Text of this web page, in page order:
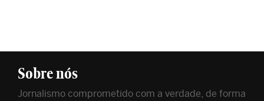
Sobre nós
Jornalismo comprometido com a verdade, de forma